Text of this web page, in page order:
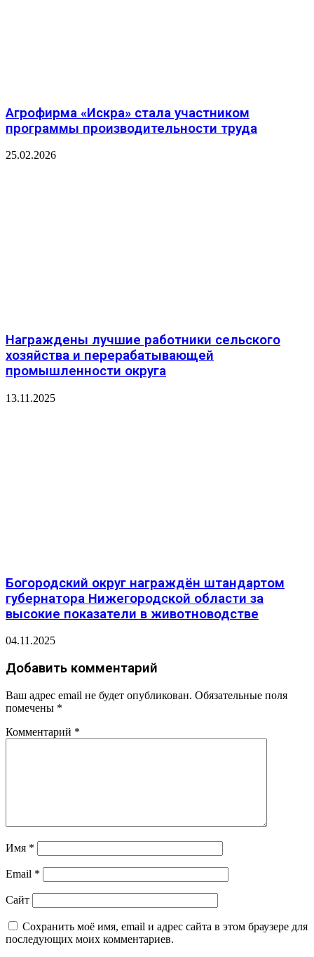
Агрофирма «Искра» стала участником
программы производительности труда
25.02.2026
Награждены лучшие работники сельского
хозяйства и перерабатывающей
промышленности округа
13.11.2025
Богородский округ награждён штандартом
губернатора Нижегородской области за
высокие показатели в животноводстве
04.11.2025
Добавить комментарий
Ваш адрес email не будет опубликован. Обязательные поля
помечены *
Комментарий *
Имя *
Email *
Сайт
Сохранить моё имя, email и адрес сайта в этом браузере для
последующих моих комментариев.